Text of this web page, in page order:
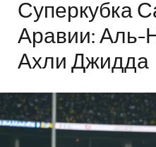
Суперкубка
Аравии:
Ахли Джидда